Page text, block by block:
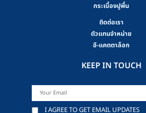
กระเบื้องปูพื้น
ติดต่อเรา
ตัวแทนจำหน่าย
อี-แคตตาล็อก
KEEP IN TOUCH
I AGREE TO GET EMAIL UPDATES